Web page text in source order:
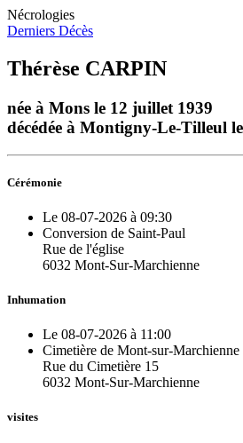
Nécrologies
Derniers Décès
Thérèse CARPIN
née à Mons le 12 juillet 1939
décédée à Montigny-Le-Tilleul
Cérémonie
Le 08-07-2026 à 09:30
Conversion de Saint-Paul
Rue de l'église
6032 Mont-Sur-Marchienne
Inhumation
Le 08-07-2026 à 11:00
Cimetière de Mont-sur-Marchienne
Rue du Cimetière 15
6032 Mont-Sur-Marchienne
visites